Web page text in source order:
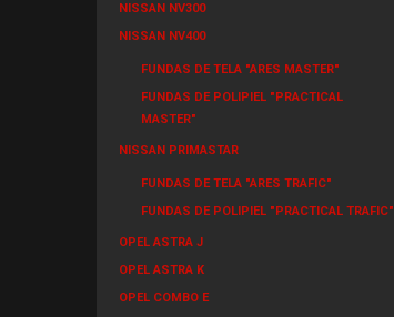
NISSAN NV300
NISSAN NV400
FUNDAS DE TELA "ARES MASTER"
FUNDAS DE POLIPIEL "PRACTICAL
MASTER"
NISSAN PRIMASTAR
FUNDAS DE TELA "ARES TRAFIC"
FUNDAS DE POLIPIEL "PRACTICAL TRAFIC"
OPEL ASTRA J
OPEL ASTRA K
OPEL COMBO E